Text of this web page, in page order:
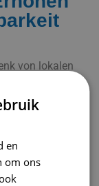
von lokalen
SEO-
ist, für
in
einem
dafür, dass
oben
en
om ons